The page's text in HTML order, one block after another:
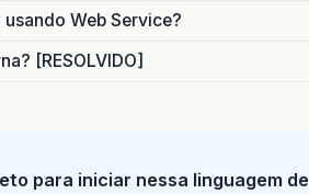
Web Service?
[RESOLVIDO]
para iniciar nessa linguagem de